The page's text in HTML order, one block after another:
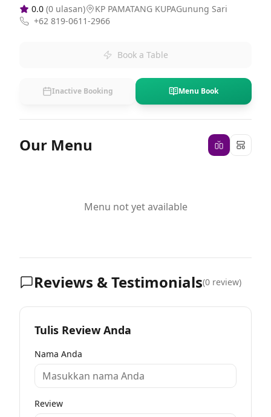
0.0 (0 ulasan)
KP PAMATANG KUPAGunung Sari
+62 819-0611-2966
Book a Table
Inactive Booking Menu Book
Our Menu
Menu not yet available
Reviews & Testimonials(0 review)
Tulis Review Anda
Nama Anda
Review